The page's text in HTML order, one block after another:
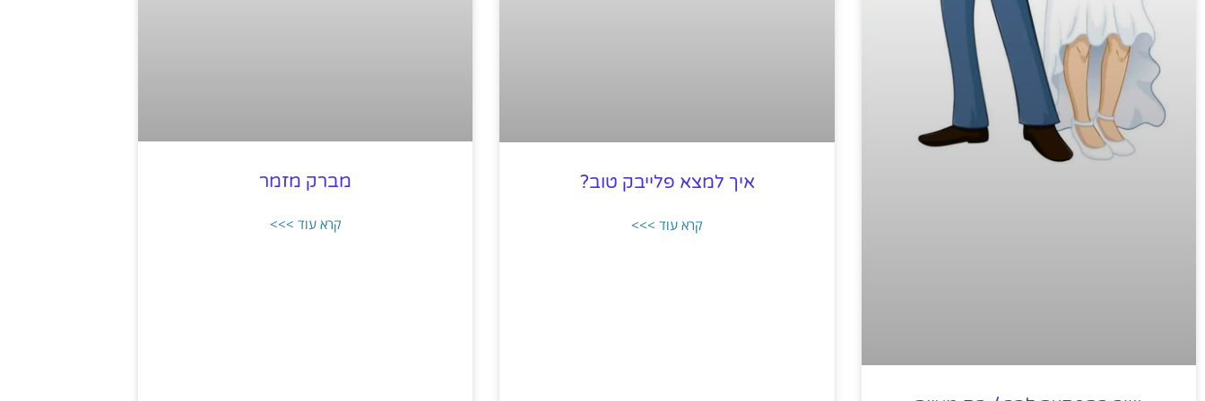
איך למצא פלייבק טוב?
קרא עוד >>>
מברק מזמר
קרא עוד >>>